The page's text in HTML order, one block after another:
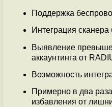
Поддержка
Интеграция сканера
Выявление
аккаунтинга от
Возможность
Примерно в два
избавления от